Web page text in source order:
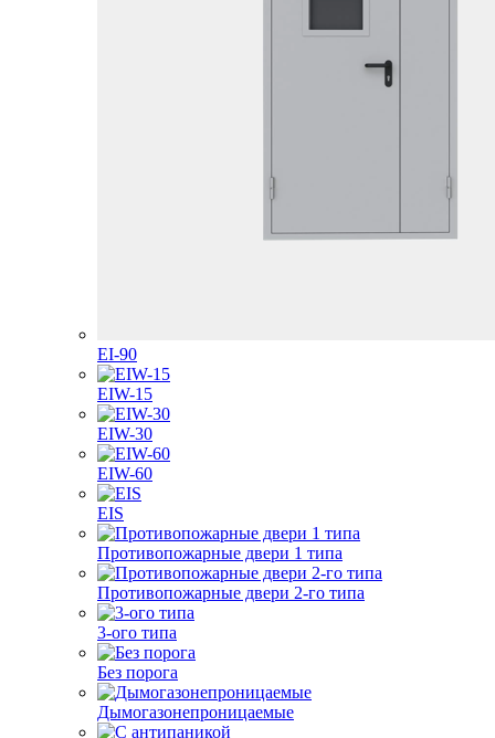
EI-90
EIW-15
EIW-30
EIW-60
EIS
Противопожарные двери 1 типа
Противопожарные двери 2-го типа
3-ого типа
Без порога
Дымогазонепроницаемые